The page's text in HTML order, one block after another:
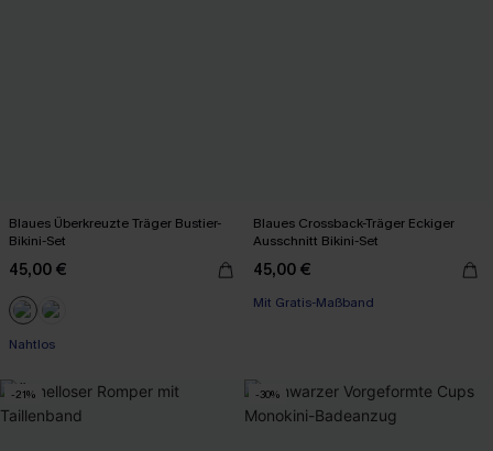
Blaues Überkreuzte Träger Bustier-
Bikini-Set
45,00 €
Mit Gratis-Maßband
Mit Gratis-Maßband
Blaues Crossback-Träger Eckiger
Ausschnitt Bikini-Set
45,00 €
Mit Gratis-Maßband
-21% -30%